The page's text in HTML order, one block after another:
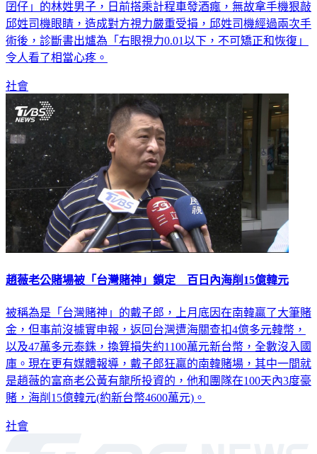
囝仔」的林姓男子，日前搭乘計程車發酒瘋，無故拿手機狠敲
邱姓司機眼睛，造成對方視力嚴重受損，邱姓司機經過兩次手
術後，診斷書出爐為「右眼視力0.01以下，不可矯正和恢復」
令人看了相當心疼。
社會
趙薇老公賭場被「台灣賭神」鎖定 百日內海削15億韓元
被稱為是「台灣賭神」的戴子郎，上月底因在南韓贏了大筆賭
金，但事前沒據實申報，返回台灣遭海關查扣4億多元韓幣，
以及47萬多元泰銖，換算損失約1100萬元新台幣，全數沒入國
庫。現在更有媒體報導，戴子郎狂贏的南韓賭場，其中一間就
是趙薇的富商老公黃有龍所投資的，他和團隊在100天內3度豪
賭，海削15億韓元(約新台幣4600萬元)。
社會